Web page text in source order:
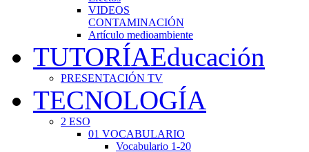
VIDEOS
CONTAMINACIÓN
Artículo medioambiente
TUTORÍAEducación
PRESENTACIÓN TV
TECNOLOGÍA
2 ESO
01 VOCABULARIO
Vocabulario 1-20